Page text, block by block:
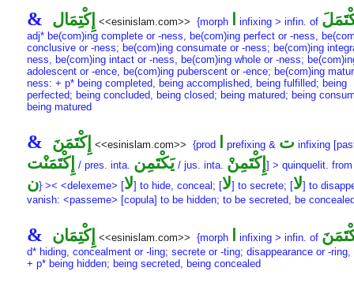
& إِكْتِمَال <<esinislam.com>> {morph infixing > infin. of
adj* be(com)ing complete or -ness, be(com)ing perfect or -ness,
conclusive or -ness; be(com)ing consumate or -ness; be(com)ing
ness, be(com)ing intact or -ness, be(com)ing whole or -ness;
adolescent or -ence, be(com)ing puberscent or -ence; be(com)ing
ness: + p* being completed, being accomplished, being fulfilled; being
perfected; being concluded, being closed; being matured; being
being matured
& إِكْتَمَنَ <<esinislam.com>> {prod prefixing & ت infixing
إِكْتَمَنْت / pres. inta. يَكْتَمِن / jus. inta. إِكْتَمِنْ ] > quinquelit.
ن} >< <delexeme> [لا] to hide, conceal; [لا] to secrete; [لا] to
vanish: <passeme> [copula] to be hidden; to be secreted, be
& إِكْتِمَان <<esinislam.com>> {morph infixing > infin. of
d* hiding, concealment or -ling; secrete or -ting; disappearance or -
+ p* being hidden; being secreted, being concealed